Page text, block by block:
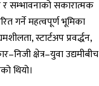
सम्भावनाको सकारात्मक
गर्ने महत्वपूर्ण भूमिका
स्टार्टअप प्रवर्द्धन,
क्षेत्र–युवा उद्यमीबीच
थियो।